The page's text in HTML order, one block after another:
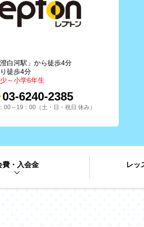
澄白河駅」から徒歩4分
徒歩4分
～小学6年生
03-6240-2385
00～19：00（土・日・祝日 休み）
費・入会金 レッ